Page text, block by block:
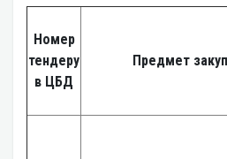
Номер
тендеру
в ЦБД
Предмет